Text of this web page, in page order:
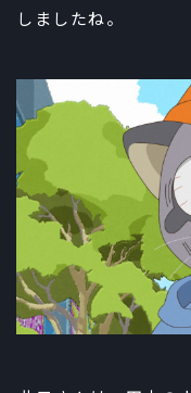
しましたね。